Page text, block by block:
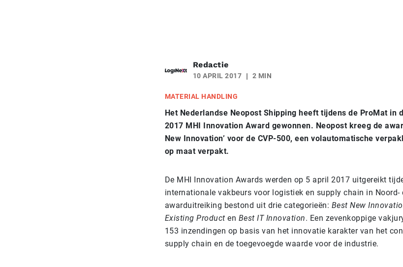
Redactie
10 APRIL 2017 2 MIN
MATERIAL HANDLING
Het Nederlandse Neopost Shipping heeft tijdens de ProMat in
2017 MHI Innovation Award gewonnen. Neopost kreeg de
New Innovation’ voor de CVP-500, een volautomatische
op maat verpakt.
De MHI Innovation Awards werden op 5 april 2017 uitgereikt
internationale vakbeurs voor logistiek en supply chain in Noord-
awarduitreiking bestond uit drie categorieën: Best New
Existing Product en Best IT Innovation. Een zevenkoppige
153 inzendingen op basis van het innovatie karakter van het
supply chain en de toegevoegde waarde voor de industrie.